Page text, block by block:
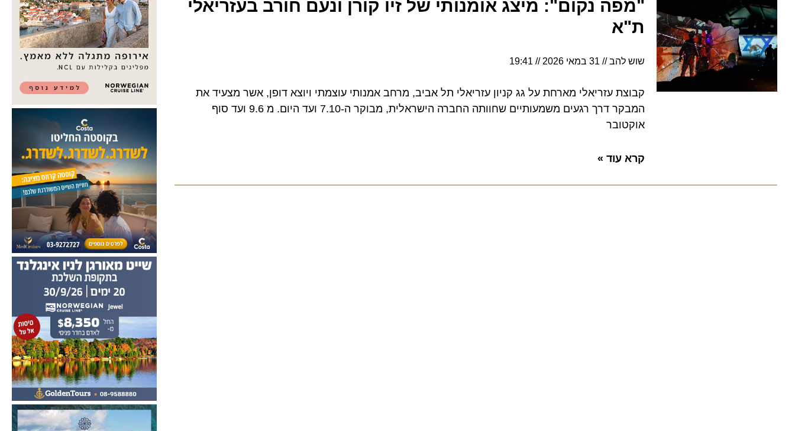
"מפה נקום": מיצג אומנותי של זיו קורן ונעם חורב בעזריאלי
ת"א
שוש להב 31 במאי 2026 19:41
קבוצת עזריאלי מארחת על גג קניון עזריאלי תל אביב, מרחב אמנותי עוצמתי ויוצא דופן, אשר מצעיד את
המבקר דרך רגעים משמעותיים שחוותה החברה הישראלית, מבוקר ה-7.10 ועד היום. מ 9.6 ועד סוף
אוקטובר
קרא עוד »